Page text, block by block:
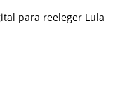
para reeleger Lula